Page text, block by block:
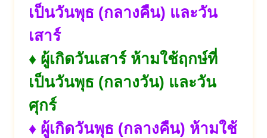
เป็นวันพุธ (กลางคืน) และวัน
เสาร์
♦ ผู้เกิดวันเสาร์ ห้ามใช้ฤกษ์ที่
เป็นวันพุธ (กลางวัน) และวัน
ศุกร์
♦ ผู้เกิดวันพุธ (กลางคืน) ห้ามใช้